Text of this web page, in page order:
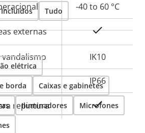
-40 to 60 °C
externas Sim
vandalismo IK10
IP66
repintura Sim
Incluídos Tudo
elétrica
borda Caixas e gabinetes
Iluminadores Microfones